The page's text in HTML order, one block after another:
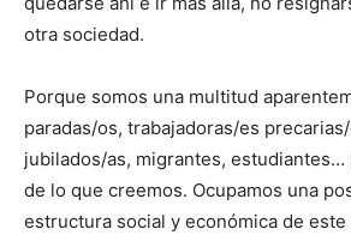
otra sociedad.
Porque somos una multitud
paradas/os, trabajadoras/es
jubilados/as, migrantes, estudiantes…
de lo que creemos. Ocupamos una
estructura social y económica de